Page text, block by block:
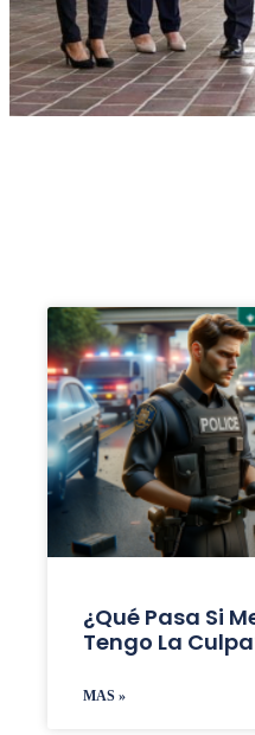
¿Qué Pasa Si
Tengo La
MAS »